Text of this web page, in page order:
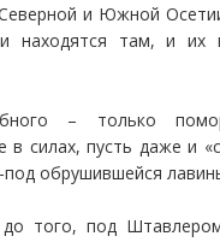
и Южной
находятся там, и их
– только
в силах, пусть даже и
под обрушившейся
того, под